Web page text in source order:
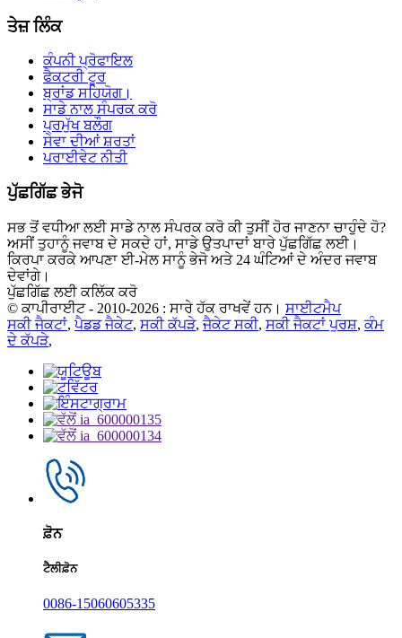
ਤੇਜ਼ ਲਿੰਕ
ਕੰਪਨੀ ਪ੍ਰੋਫਾਇਲ
ਫੈਕਟਰੀ ਟੂਰ
ਬ੍ਰਾਂਡ ਸਹਿਯੋਗ।
ਸਾਡੇ ਨਾਲ ਸੰਪਰਕ ਕਰੋ
ਪ੍ਰਮੁੱਖ ਬਲੌਗ
ਸੇਵਾ ਦੀਆਂ ਸ਼ਰਤਾਂ
ਪਰਾਈਵੇਟ ਨੀਤੀ
ਪੁੱਛਗਿੱਛ ਭੇਜੋ
ਸਭ ਤੋਂ ਵਧੀਆ ਲਈ ਸਾਡੇ ਨਾਲ ਸੰਪਰਕ ਕਰੋ ਕੀ ਤੁਸੀਂ ਹੋਰ ਜਾਣਨਾ ਚਾਹੁੰਦੇ ਹੋ?
ਅਸੀਂ ਤੁਹਾਨੂੰ ਜਵਾਬ ਦੇ ਸਕਦੇ ਹਾਂ, ਸਾਡੇ ਉਤਪਾਦਾਂ ਬਾਰੇ ਪੁੱਛਗਿੱਛ ਲਈ।
ਕਿਰਪਾ ਕਰਕੇ ਆਪਣਾ ਈ-ਮੇਲ ਸਾਨੂੰ ਭੇਜੋ ਅਤੇ 24 ਘੰਟਿਆਂ ਦੇ ਅੰਦਰ ਜਵਾਬ
ਦੇਵਾਂਗੇ।
ਪੁੱਛਗਿੱਛ ਲਈ ਕਲਿੱਕ ਕਰੋ
© ਕਾਪੀਰਾਈਟ - 2010-2026 : ਸਾਰੇ ਹੱਕ ਰਾਖਵੇਂ ਹਨ। ਸਾਈਟਮੈਪ
ਸਕੀ ਜੈਕਟਾਂ,ਪੈਡਡ ਜੈਕੇਟ, ਸਕੀ ਕੱਪੜੇ,ਜੈਕੇਟ ਸਕੀ, ਸਕੀ ਜੈਕਟਾਂ ਪੁਰਸ਼,ਕੰਮ
ਦੇ ਕੱਪੜੇ,
ਫ਼ੋਨ
ਟੈਲੀਫ਼ੋਨ
0086-15060605335